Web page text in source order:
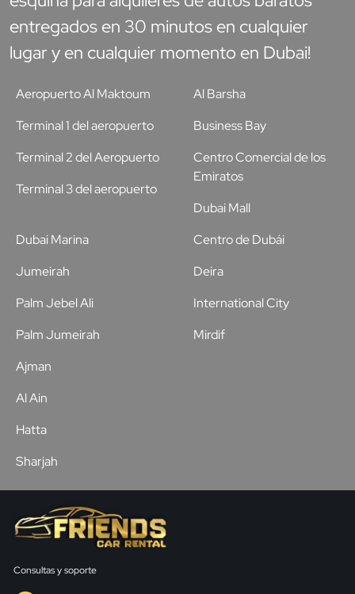
entregados en 30 minutos en cualquier
lugar y en cualquier momento en Dubai!
Aeropuerto Al Maktoum
Terminal 1 del aeropuerto
Terminal 2 del Aeropuerto
Terminal 3 del aeropuerto
Al Barsha
Business Bay
Centro Comercial de los
Emiratos
Dubai Mall
Dubai Marina
Jumeirah
Palm Jebel Ali
Palm Jumeirah
Centro de Dubái
Deira
International City
Mirdif
Ajman
Al Ain
Hatta
Sharjah
Consultas y soporte